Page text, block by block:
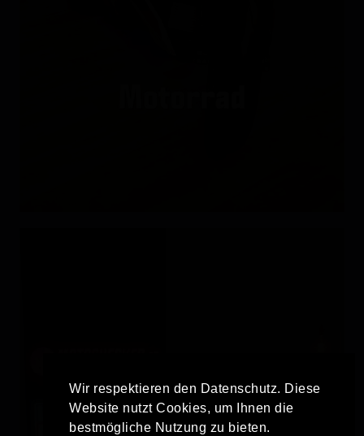
Wir respektieren den Datenschutz. Diese
Website nutzt Cookies, um Ihnen die
bestmögliche Nutzung zu bieten.